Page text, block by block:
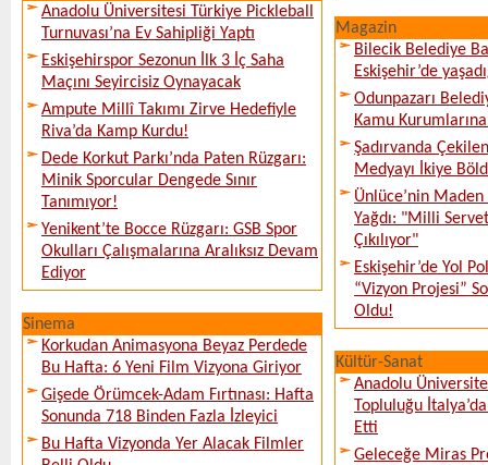
Anadolu Üniversitesi Türkiye Pickleball
Turnuvası’na Ev Sahipliği Yaptı
Eskişehirspor Sezonun İlk 3 İç Saha
Maçını Seyircisiz Oynayacak
Ampute Millî Takımı Zirve Hedefiyle
Riva’da Kamp Kurdu!
Dede Korkut Parkı’nda Paten Rüzgarı:
Minik Sporcular Dengede Sınır
Tanımıyor!
Yenikent’te Bocce Rüzgarı: GSB Spor
Okulları Çalışmalarına Aralıksız Devam
Ediyor
Sinema
Korkudan Animasyona Beyaz Perdede
Bu Hafta: 6 Yeni Film Vizyona Giriyor
Gişede Örümcek-Adam Fırtınası: Hafta
Sonunda 718 Binden Fazla İzleyici
Bu Hafta Vizyonda Yer Alacak Filmler
Magazin
Bilecik Belediye
Eskişehir’de
Odunpazarı
Kamu Kurumlarına
Şadırvanda
Medyayı İkiye
Ünlüce’nin Maden
Yağdı: "Milli
Çıkılıyor"
Eskişehir’de Yol
“Vizyon Projesi”
Oldu!
Kültür-Sanat
Anadolu
Topluluğu
Etti
Geleceğe Miras